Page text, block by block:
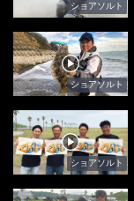
ショアソルト
ショアソルト
ショアソルト